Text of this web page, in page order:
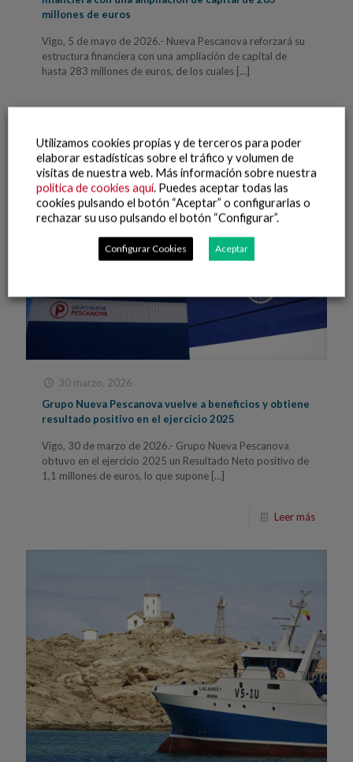
millones de euros
Vigo, 5 de mayo de 2026.- Nueva Pescanova reforzará su
estructura financiera con una ampliación de capital de
hasta 283 millones de euros, de los cuales […]
30 marzo, 2026
Grupo Nueva Pescanova vuelve a beneficios y obtiene
resultado positivo en el ejercicio 2025
Vigo, 30 de marzo de 2026.- Grupo Nueva Pescanova
obtuvo en el ejercicio 2025 un Resultado Neto positivo de
1,1 millones de euros, lo que supone […]
Leer más
Utilizamos cookies propias y de terceros para poder
elaborar estadísticas sobre el tráfico y volumen de
visitas de nuestra web. Más información sobre nuestra
política de cookies aquí. Puedes aceptar todas las
cookies pulsando el botón “Aceptar” o configurarlas o
rechazar su uso pulsando el botón “Configurar”.
Configurar Cookies Aceptar